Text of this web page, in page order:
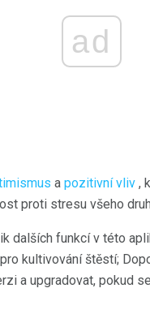
ad
a pozitivní vliv ,
proti stresu všeho
dalších funkcí v této
kultivování štěstí;
a upgradovat, pokud